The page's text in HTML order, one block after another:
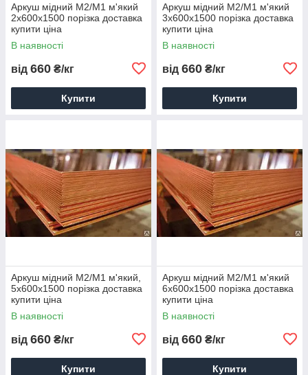
Аркуш мідний М2/М1 м'який
2х600х1500 порізка доставка
купити ціна
В наявності
від 660 ₴/кг
Купити
Аркуш мідний М2/М1 м'який
3х600х1500 порізка доставка
купити ціна
В наявності
від 660 ₴/кг
Купити
Аркуш мідний М2/М1 м'який,
5х600х1500 порізка доставка
купити ціна
В наявності
від 660 ₴/кг
Купити
Аркуш мідний М2/М1 м'який
6х600х1500 порізка доставка
купити ціна
В наявності
від 660 ₴/кг
Купити